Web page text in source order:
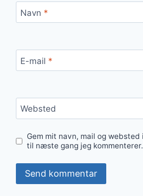
Navn *
E-mail *
Websted
Gem mit navn, mail og
til næste gang jeg kommenterer.